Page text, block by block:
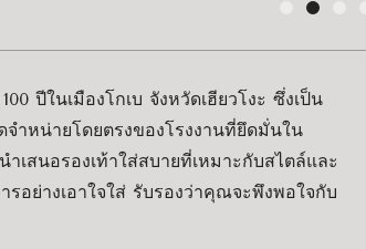
ปีในเมืองโกเบ จังหวัดเฮียวโงะ ซึ่งเป็น
จำหน่ายโดยตรงของโรงงานที่ยึดมั่นใน
ำเสนอรองเท้าใส่สบายที่เหมาะกับสไตล์และ
อย่างเอาใจใส่ รับรองว่าคุณจะพึงพอใจกับ